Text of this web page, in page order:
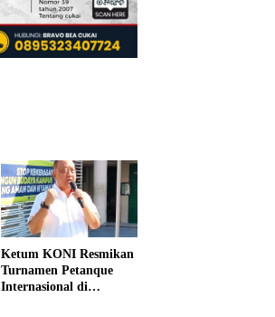
Ketum KONI Resmikan
Turnamen Petanque
Internasional di